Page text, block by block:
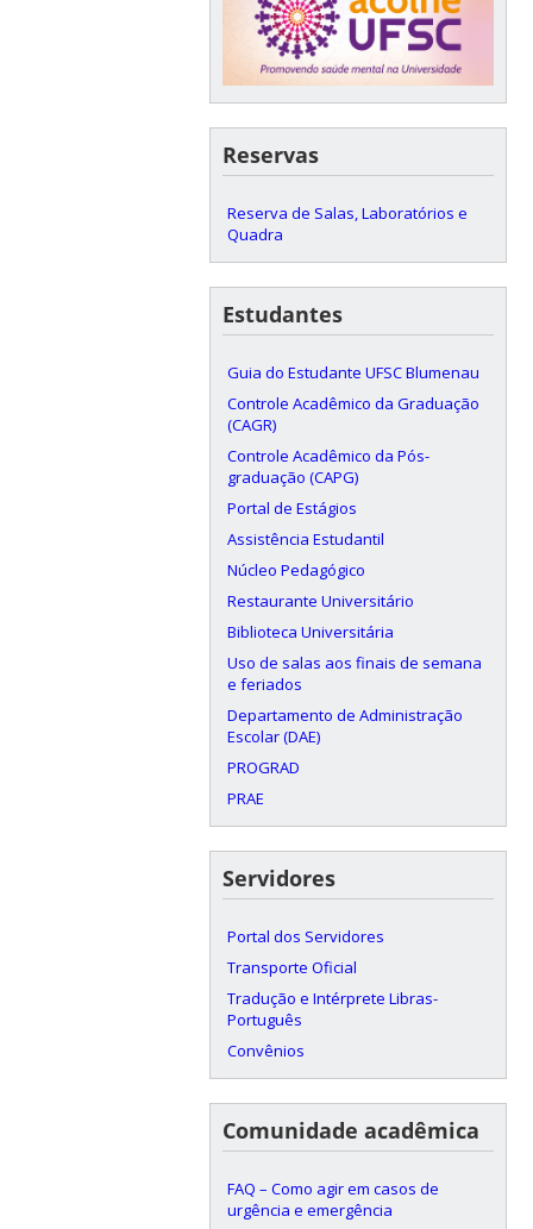
Reservas
Reserva de Salas, Laboratórios e
Quadra
Estudantes
Guia do Estudante UFSC Blumenau
Controle Acadêmico da Graduação
(CAGR)
Controle Acadêmico da Pós-
graduação (CAPG)
Portal de Estágios
Assistência Estudantil
Núcleo Pedagógico
Restaurante Universitário
Biblioteca Universitária
Uso de salas aos finais de semana
e feriados
Departamento de Administração
Escolar (DAE)
PROGRAD
PRAE
Servidores
Portal dos Servidores
Transporte Oficial
Tradução e Intérprete Libras-
Português
Convênios
Comunidade acadêmica
FAQ – Como agir em casos de
urgência e emergência